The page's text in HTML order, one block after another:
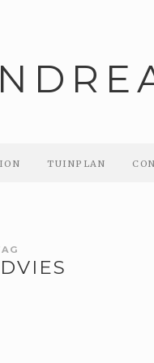
TUINPLAN